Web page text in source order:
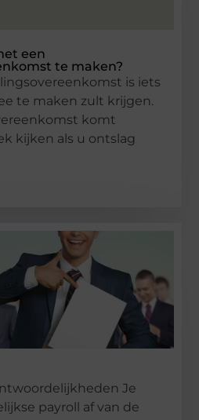
een
te maken?
is iets
te maken zult krijgen.
komt
kijken als u ontslag
Je
payroll af van de